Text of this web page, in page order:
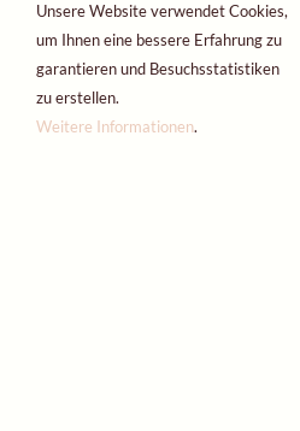
Partner
Kontakt
Offene Stellen
Unsere Website verwendet Cookies,
um Ihnen eine bessere Erfahrung zu
garantieren und Besuchsstatistiken
zu erstellen.
Weitere Informationen.